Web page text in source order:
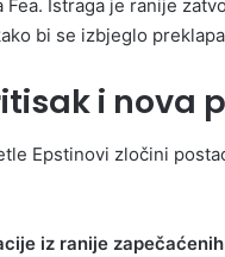
Fea. Istraga je ranije
bi se izbjeglo
i nova
Epstinovi zločini
iz ranije